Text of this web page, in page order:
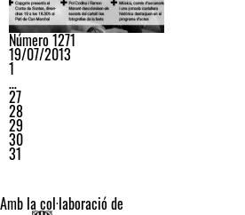
Número 1271
19/07/2013
1
…
27
28
29
30
31
Amb la col·laboració de